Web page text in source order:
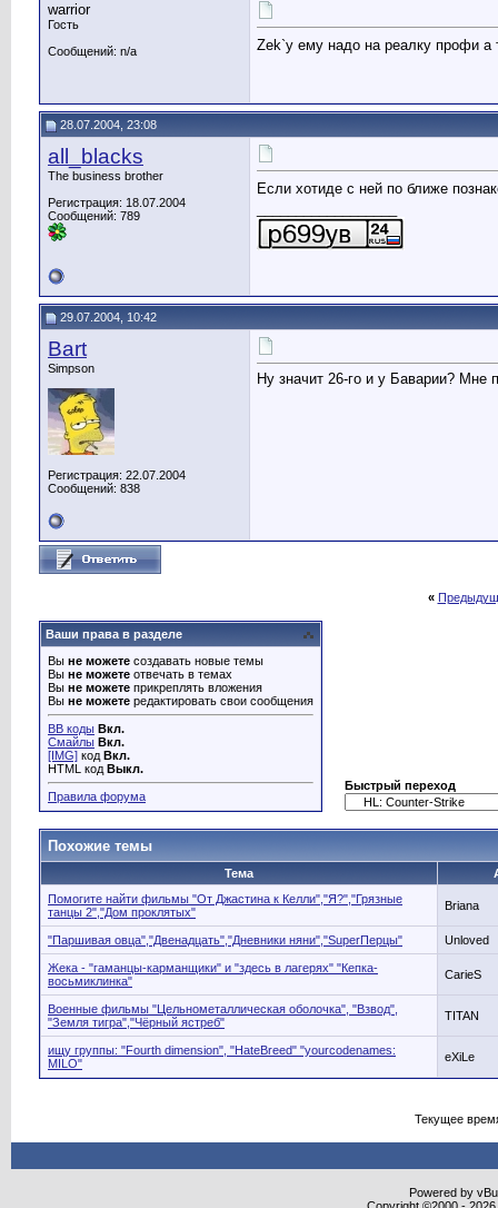
warrior
Гость
Сообщений: n/a
Zek`y ему надо на реалку профи
28.07.2004, 23:08
all_blacks
The business brother
Регистрация: 18.07.2004
Сообщений: 789
Если хотиде с ней по ближе
29.07.2004, 10:42
Bart
Simpson
Регистрация: 22.07.2004
Сообщений: 838
Ну значит 26-го и у Баварии? Мне
«
Ваши права в разделе
Вы не можете создавать новые темы
Вы не можете отвечать в темах
Вы не можете прикреплять вложения
Вы не можете редактировать свои сообщения
BB коды Вкл.
Смайлы Вкл.
[IMG] код Вкл.
HTML код Выкл.
Правила форума
Быстрый переход
Похожие темы
Тема
Помогите найти фильмы "От Джастина к Келли","Я?","Грязные
танцы 2","Дом проклятых"
Briana
"Паршивая овца","Двенадцать","Дневники няни","SuperПерцы" Unloved
Жека - "гаманцы-карманщики" и "здесь в лагерях" "Кепка-
восьмиклинка"
CarieS
Военные фильмы "Цельнометаллическая оболочка", "Взвод",
"Земля тигра","Чёрный ястреб"
TITAN
ищу группы: "Fourth dimension", "HateBreed" "yourcodenames:
MILO"
eXiLe
Текущее
Powered by